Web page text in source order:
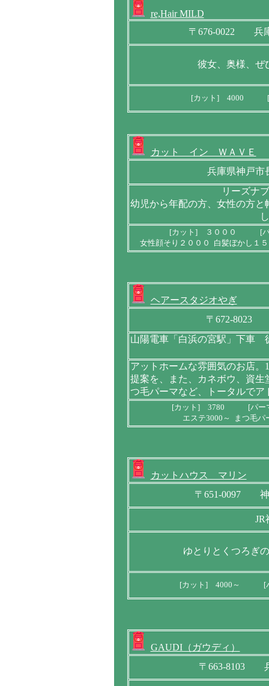
re,Hair MILD
〒676-0022 兵庫
彼女、奥様、ぜ
[カット] 4000 [
カット イン ＷＡＶＥ
兵庫県神戸市
リーズナ
幼児から年配の方、女性の方
[カット] ３０００ [
女性顔そり２０００ 白髪ぼかし１
ヘアースタジオやぎ
〒672-8023
山陽電車「白浜の宮駅」下車
アットホームな雰囲気のお店
提案を、また、カネボウ、資
つ毛パーマなど、トータルで
[カット] 3780 [パー
エステ3000～ まつ毛パ
カットハウス マリン
〒651-0097 神
ゆとりとくつろぎ
[カット] 4000～ [
GAUDI（ガウディ）
〒663-8103